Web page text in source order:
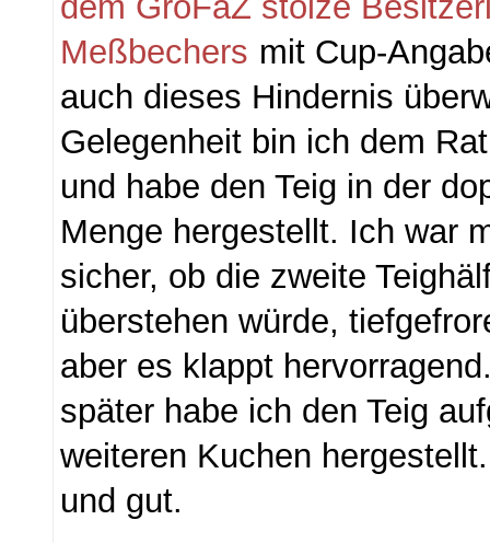
Meßbechers mit Cup-
auch dieses Hindernis
Gelegenheit bin ich dem
und habe den Teig in der
Menge hergestellt. Ich war
sicher, ob die zweite
überstehen würde,
aber es klappt
später habe ich den Teig
weiteren Kuchen
und gut.